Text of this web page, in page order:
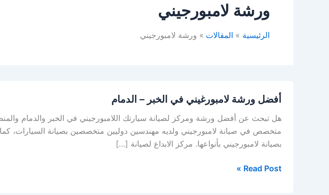
ورشة لامبورجيني
الرئيسية المقالات ورشة لامبورجيني
أفضل ورشة لامبورغيني في الخبر – الدمام
هل تبحث عن أفضل ورشة ومركز لصيانة سيارتك اللامبورجيني في الخبر والدمام
متخصص في صيانة لامبورجيني ولديه مهندسين دوليين متخصصين بصيانة السيارات،
بصيانة لامبورجيني بأنواعها. مركز الابداع لصيانة […]
Read Post »